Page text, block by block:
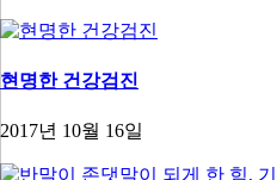
현명한 건강검진
2017년 10월 16일